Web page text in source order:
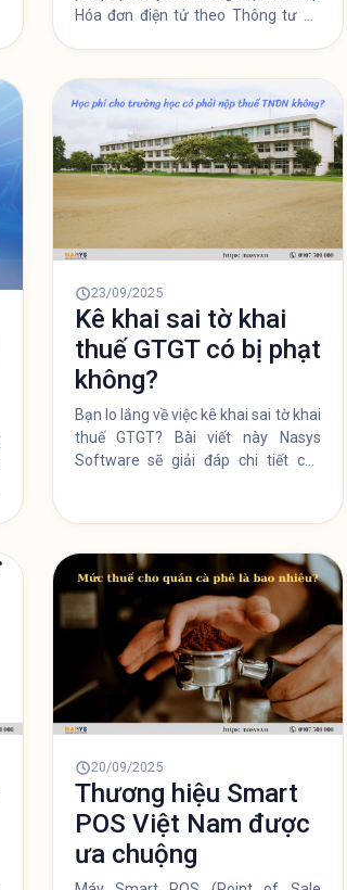
Hóa đơn điện tử theo Thông tư 78
23/09/2025
Kê khai sai tờ khai
thuế GTGT có bị phạt
không?
Bạn lo lắng về việc kê khai sai tờ khai
thuế GTGT? Bài viết này Nasys
Software sẽ giải đáp chi tiết các
ý quan trọng để bạn kê khai đúng và
đủ, tránh rủi ro pháp lý không đáng
có.
20/09/2025
Thương hiệu Smart
POS Việt Nam được
ưa chuộng